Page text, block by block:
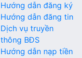
Hướng dẫn đăng ký
Hướng dẫn đăng tin
Dịch vụ truyền
thông BĐS
Hướng dẫn nạp tiền